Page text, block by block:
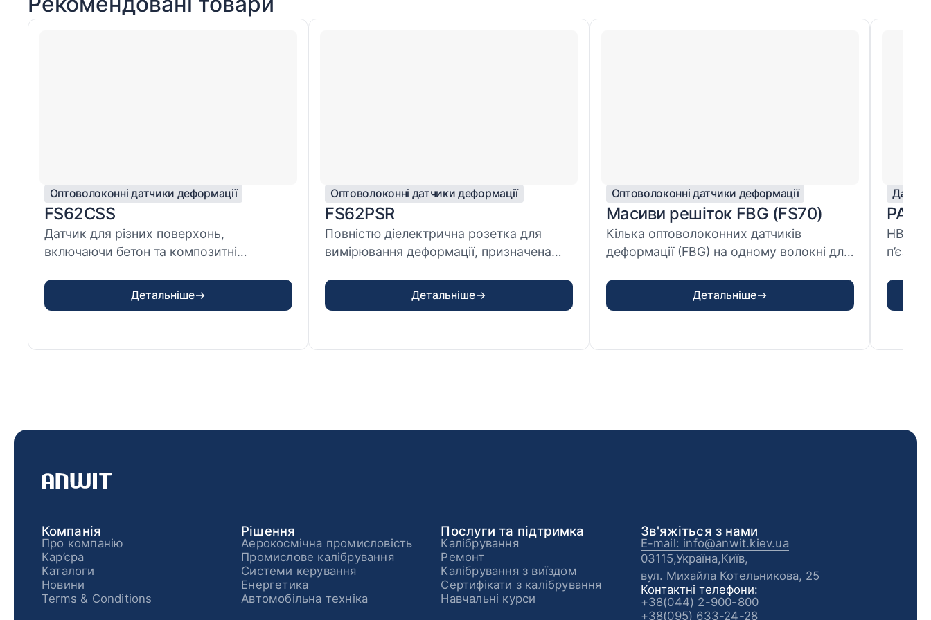
Оптоволоконні датчики деформації
FS62CSS
Датчик для різних поверхонь,
включаючи бетон та композитні
Детальніше
Оптоволоконні датчики деформації
FS62PSR
Повністю діелектрична розетка для
вимірювання деформації, призначена
Детальніше
Оптоволоконні датчики деформації
Масиви решіток FBG (FS70)
Кілька оптоволоконних датчиків
деформації (FBG) на одному волокні для
Детальніше
HBK
Компанія
Про компанію
Кар’єра
Каталоги
Новини
Terms & Conditions
Рішення
Аерокосмічна промисловість
Промислове калібрування
Системи керування
Енергетика
Автомобільна техніка
Послуги та підтримка
Калібрування
Ремонт
Калібрування з виїздом
Сертифікати з калібрування
Навчальні курси
Зв'яжіться з нами
E-mail: info@anwit.kiev.ua
03115,Україна,Київ,
вул. Михайла Котельникова, 25
Контактні телефони:
+38(044) 2-900-800
+38(095) 633-24-28